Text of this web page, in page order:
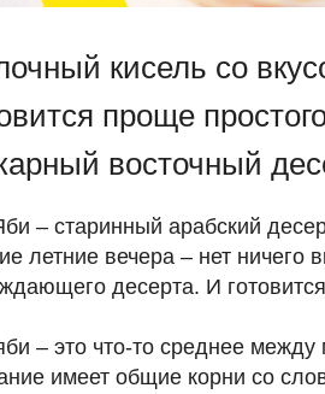
кисель со
проще
восточный
– старинный арабский
летние вечера – нет ничего
десерта. И
– это что-то среднее
имеет общие корни со